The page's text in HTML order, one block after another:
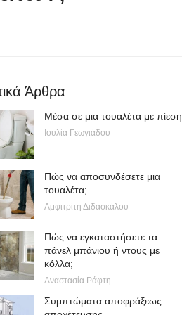
Άρθρα
Μέσα σε μια τουαλέτα με πίεση
Ιουλία Γεωγιάδου
Πώς να αποσυνδέσετε μια
τουαλέτα;
Αμφιτρίτη Διδασκάλου
Πώς να εγκαταστήσετε τα
πάνελ μπάνιου ή ντους με
κόλλα;
Αναστασία Ράφτη
Συμπτώματα αποφράξεως